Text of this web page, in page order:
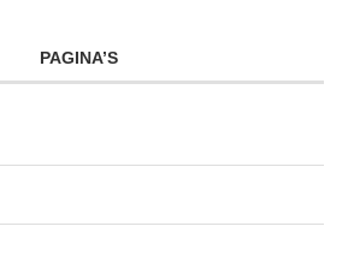
PAGINA’S